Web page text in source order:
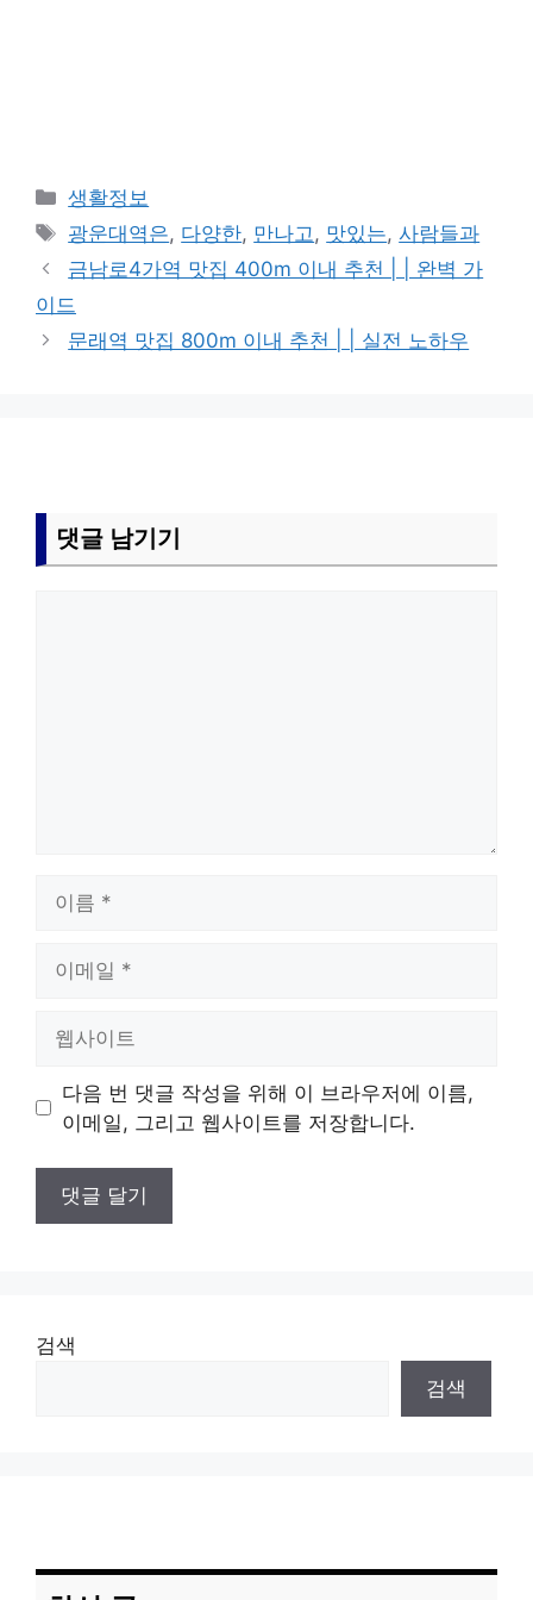
카
테
고
리
생활정보
태
그
광운대역은, 다양한, 만나고 , 맛있는,사람들과
금남로4가역 맛집 400m 이내 추천 | | 완벽 가
이드
문래역 맛집 800m 이내 추천 | | 실전 노하우
댓글 남기기
트
다음 번 댓글 작성을 위해 이 브라우저에 이름,
이메일, 그리고 웹사이트를 저장합니다.
검색
검색